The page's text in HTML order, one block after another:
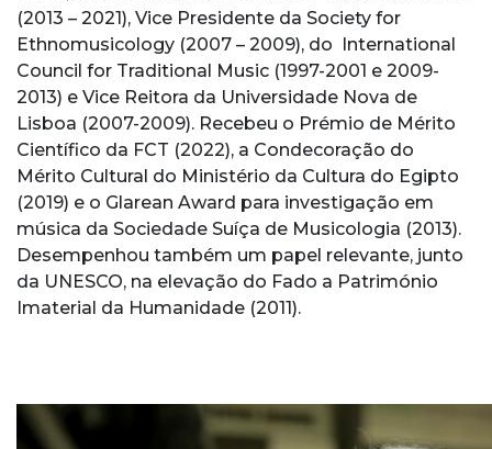
(2013 – 2021), Vice Presidente da Society for
Ethnomusicology (2007 – 2009), do International
Council for Traditional Music (1997-2001 e 2009-
2013) e Vice Reitora da Universidade Nova de
Lisboa (2007-2009). Recebeu o Prémio de Mérito
Científico da FCT (2022), a Condecoração do
Mérito Cultural do Ministério da Cultura do Egipto
(2019) e o Glarean Award para investigação em
música da Sociedade Suíça de Musicologia (2013).
Desempenhou também um papel relevante, junto
da UNESCO, na elevação do Fado a Património
Imaterial da Humanidade (2011).